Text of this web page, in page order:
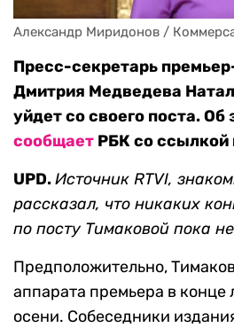
Александр Миридонов /
Пресс-секретарь
Дмитрия Медведева
уйдет со своего поста. Об
сообщает РБК со ссылкой
UPD.Источник RTVI,
рассказал, что никаких
по посту Тимаковой пока
Предположительно,
аппарата премьера в конце
осени. Собеседники